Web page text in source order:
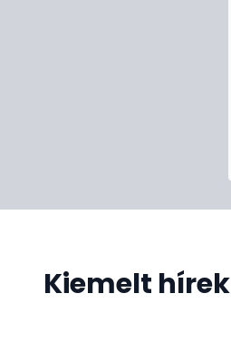
Kiemelt hírek